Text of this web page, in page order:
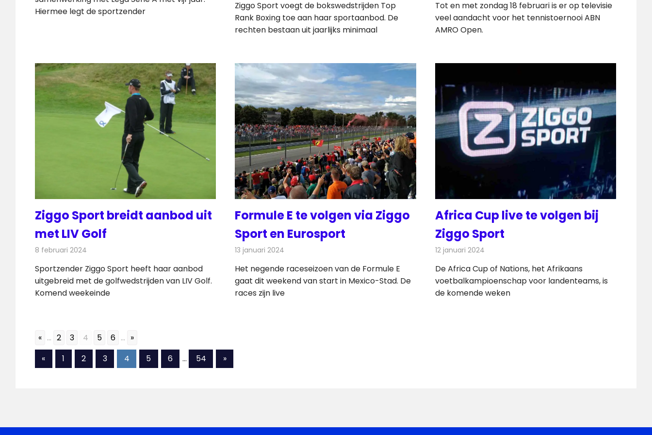
Hiermee legt de sportzender
Ziggo Sport voegt de bokswedstrijden Top
Rank Boxing toe aan haar sportaanbod. De
rechten bestaan uit jaarlijks minimaal
Tot en met zondag 18 februari is er op televisie
veel aandacht voor het tennistoernooi ABN
AMRO Open.
Ziggo Sport breidt aanbod uit
met LIV Golf
8 februari 2024
Sportzender Ziggo Sport heeft haar aanbod
uitgebreid met de golfwedstrijden van LIV Golf.
Komend weekeinde
Formule E te volgen via Ziggo
Sport en Eurosport
13 januari 2024
Het negende raceseizoen van de Formule E
gaat dit weekend van start in Mexico-Stad. De
races zijn live
Africa Cup live te volgen bij
Ziggo Sport
12 januari 2024
De Africa Cup of Nations, het Afrikaans
voetbalkampioenschap voor landenteams, is
de komende weken
« ... 2 3 4 5 6 ... »
Berichten
«Vorige
berichten
1 2 3 4 5 6 … 54
Volgende
berichten
»